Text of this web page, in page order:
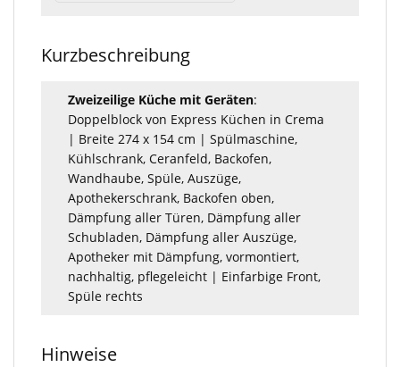
Kurzbeschreibung
Zweizeilige Küche mit Geräten:
Doppelblock von Express Küchen in Crema
| Breite 274 x 154 cm | Spülmaschine,
Kühlschrank, Ceranfeld, Backofen,
Wandhaube, Spüle, Auszüge,
Apothekerschrank, Backofen oben,
Dämpfung aller Türen, Dämpfung aller
Schubladen, Dämpfung aller Auszüge,
Apotheker mit Dämpfung, vormontiert,
nachhaltig, pflegeleicht | Einfarbige Front,
Spüle rechts
Hinweise